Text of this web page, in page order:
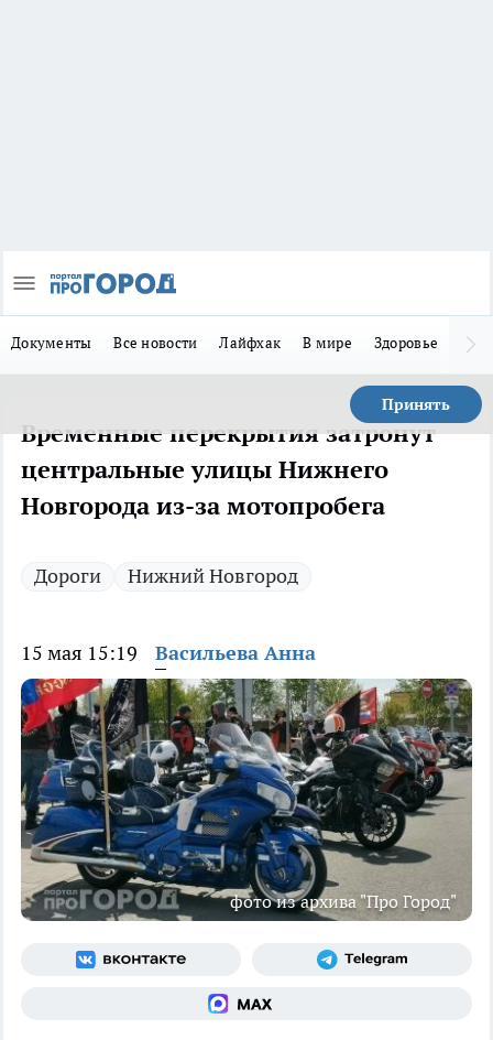
Документы Все новости Лайфхак В мире Здоровье
Принять
Временные перекрытия затронут
центральные улицы Нижнего
Новгорода из-за мотопробега
Дороги Нижний Новгород
15 мая 15:19 Васильева Анна
фото из архива "Про Город"